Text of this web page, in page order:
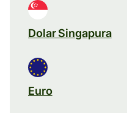
Dolar Singapura
Euro